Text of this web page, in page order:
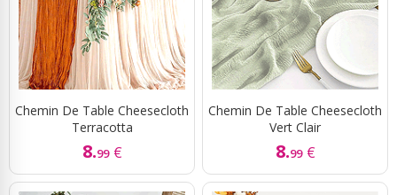
Chemin De Table Cheesecloth
Terracotta
8.99 €
Chemin De Table Cheesecloth
Vert Clair
8.99 €